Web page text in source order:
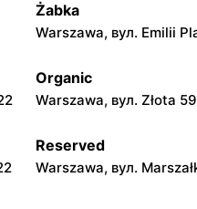
Groszek
Łomianki, вул.
Groszek
Żabka
Warszawa, вул. Emilii
Organic
Warszawa, вул. Złota 59
Reserved
Warszawa, вул.